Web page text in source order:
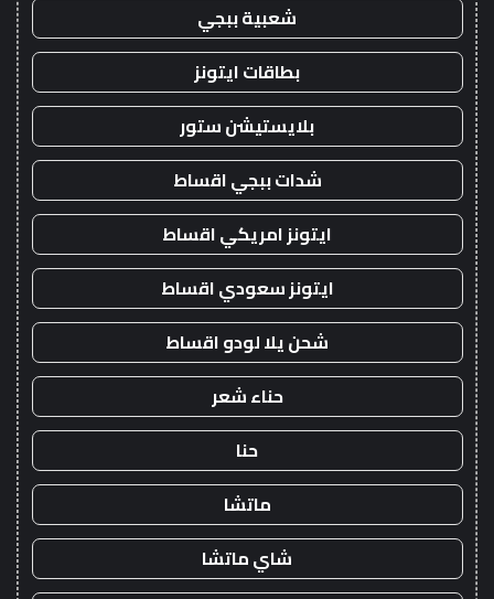
شعبية ببجي
بطاقات ايتونز
بلايستيشن ستور
شدات ببجي اقساط
ايتونز امريكي اقساط
ايتونز سعودي اقساط
شحن يلا لودو اقساط
حناء شعر
حنا
ماتشا
شاي ماتشا